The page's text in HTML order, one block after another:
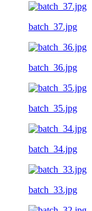
batch_37.jpg
batch_36.jpg
batch_35.jpg
batch_34.jpg
batch_33.jpg